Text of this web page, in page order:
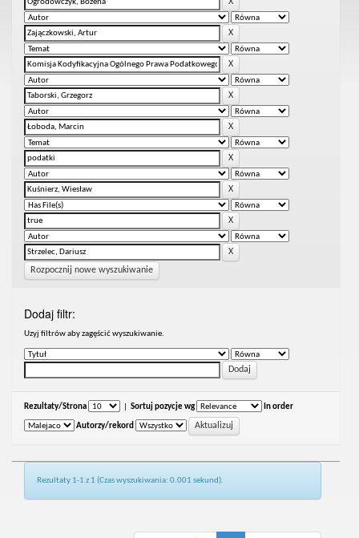
Rozpocznij nowe wyszukiwanie
Dodaj filtr:
Uzyj filtrów aby zagęścić wyszukiwanie.
Rezultaty/Strona Sortuj pozycje wg In order
Autorzy/rekord
Rezultaty 1-1 z 1 (Czas wyszukiwania: 0.001 sekund).